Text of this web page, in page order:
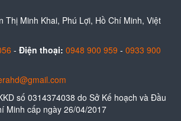
Thị Minh Khai, Phú Lợi, Hồ Chí Minh, Việt
- Điện thoại: 0948 900 959 - 0933 900
số 0314374038 do Sở Kế hoạch và Đầu
Minh cấp ngày 26/04/2017